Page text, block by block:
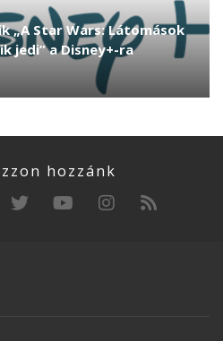
„A Star Wars: Látomások
jedi” a Disney+-ra
hozzánk